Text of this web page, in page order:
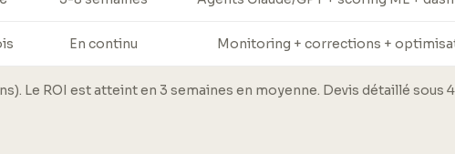
En continu Monitoring + corrections +
Le ROI est atteint en 3 semaines en moyenne. Devis détaillé sous